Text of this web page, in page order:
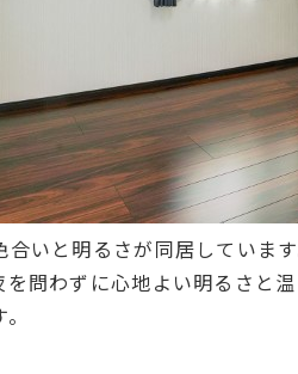
合いと明るさが同居していま
問わずに心地よい明るさと